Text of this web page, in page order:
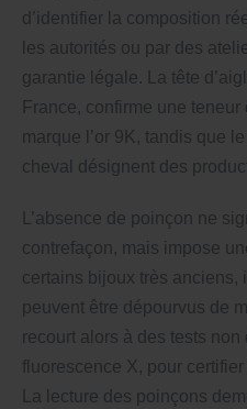
d’identifier la composition
les autorités ou par des
garantie légale. La tête
France, confirme une
marque l’or 9K, tandis que
cheval désignent des
L’absence de poinçon ne
contrefaçon, mais impose
certains bijoux très anciens,
peuvent être dépourvus de
recourt alors à des tests non
fluorescence X, pour
La lecture des poinçons